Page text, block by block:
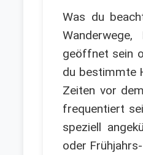
Was du
geöffnet sein
du bestimmte
Zeiten vor
frequentiert
speziell
oder